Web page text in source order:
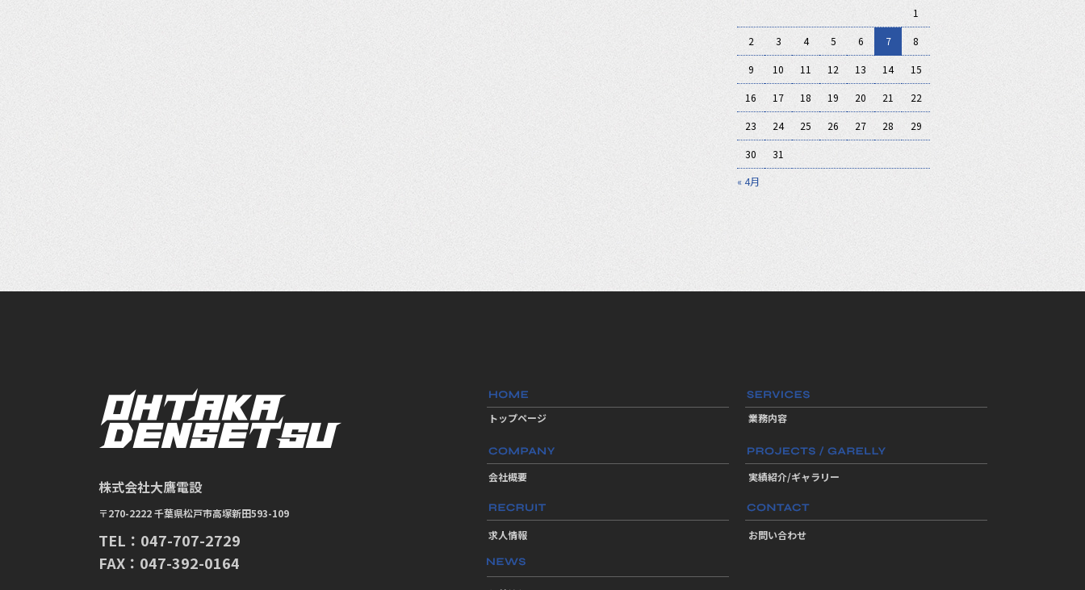
« 4月
1
2 3 4 5 6 7 8
9 10 11 12 13 14 15
16 17 18 19 20 21 22
23 24 25 26 27 28 29
30 31
トップページ 業務内容
会社概要 実績紹介/ギャラリー
求人情報 お問い合わせ
株式会社大鷹電設
〒270-2222 千葉県松戸市高塚新田593-109
TEL：047-707-2729
FAX：047-392-0164